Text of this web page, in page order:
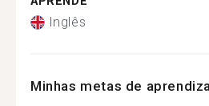
Inglês
Minhas metas de